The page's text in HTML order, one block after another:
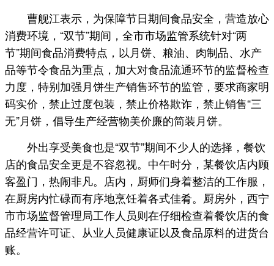
曹舰江表示，为保障节日期间食品安全，营造放心
消费环境，“双节”期间，全市市场监管系统针对“两
节”期间食品消费特点，以月饼、粮油、肉制品、水产
品等节令食品为重点，加大对食品流通环节的监督检查
力度，特别加强月饼生产销售环节的监管，要求商家明
码实价，禁止过度包装，禁止价格欺诈，禁止销售“三
无”月饼，倡导生产经营物美价廉的简装月饼。
外出享受美食也是“双节”期间不少人的选择，餐饮
店的食品安全更是不容忽视。中午时分，某餐饮店内顾
客盈门，热闹非凡。店内，厨师们身着整洁的工作服，
在厨房内忙碌而有序地烹饪着各式佳肴。厨房外，西宁
市市场监督管理局工作人员则在仔细检查着餐饮店的食
品经营许可证、从业人员健康证以及食品原料的进货台
账。